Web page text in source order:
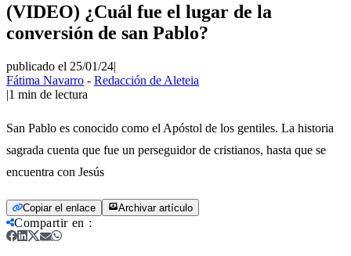
(VIDEO) ¿Cuál fue el lugar de la
conversión de san Pablo?
publicado el 25/01/24|
Fátima Navarro - Redacción de Aleteia
|1 min de lectura
San Pablo es conocido como el Apóstol de los gentiles. La historia
sagrada cuenta que fue un perseguidor de cristianos, hasta que se
encuentra con Jesús
Copiar el enlace Archivar artículo
Compartir en :